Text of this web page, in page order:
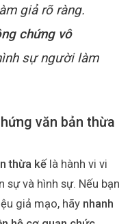
giả rõ ràng.
chứng vô
sự người làm
văn bản thừa
thừa kếlà hành vi vi
và hình sự. Nếu bạn
giả mạo, hãy nhanh